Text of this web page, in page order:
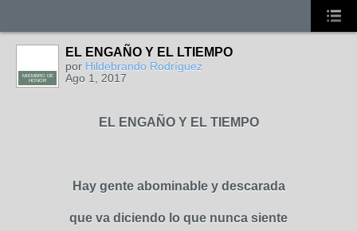
MIEMBRO DE
HONOR
EL ENGAÑO Y EL LTIEMPO
por Hildebrando Rodríguez
Ago 1, 2017
EL ENGAÑO Y EL TIEMPO
Hay gente abominable y descarada
que va diciendo lo que nunca siente